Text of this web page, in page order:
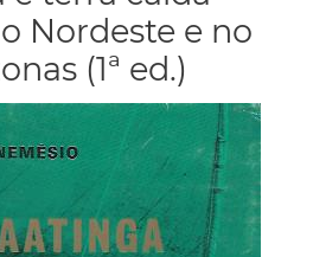
Nordeste e no
(1ª ed.)